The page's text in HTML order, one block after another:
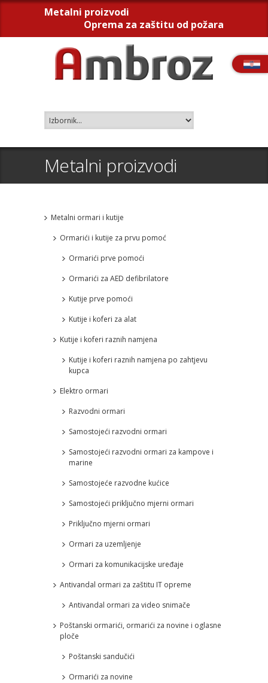
Metalni proizvodi
Oprema za zaštitu od požara
Metalni proizvodi
Metalni ormari i kutije
Ormarići i kutije za prvu pomoć
Ormarići prve pomoći
Ormarići za AED defibrilatore
Kutije prve pomoći
Kutije i koferi za alat
Kutije i koferi raznih namjena
Kutije i koferi raznih namjena po zahtjevu
kupca
Elektro ormari
Razvodni ormari
Samostojeći razvodni ormari
Samostojeći razvodni ormari za kampove i
marine
Samostojeće razvodne kućice
Samostojeći priključno mjerni ormari
Priključno mjerni ormari
Ormari za uzemljenje
Ormari za komunikacijske uređaje
Antivandal ormari za zaštitu IT opreme
Antivandal ormari za video snimače
Poštanski ormarići, ormarići za novine i oglasne
ploče
Poštanski sandučići
Ormarići za novine